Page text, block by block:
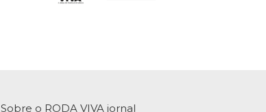
Sobre o RODA VIVA jornal